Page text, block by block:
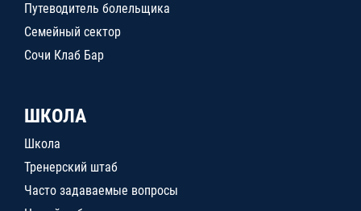
Путеводитель болельщика
Семейный сектор
Сочи Клаб Бар
ШКОЛА
Школа
Тренерский штаб
Часто задаваемые вопросы